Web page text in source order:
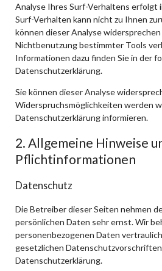
Analyse Ihres Surf-Verhaltens erfolgt
Surf-Verhalten kann nicht zu Ihnen
können dieser Analyse
Nichtbenutzung bestimmter Tools
Informationen dazu finden Sie in der
Datenschutzerklärung.
Sie können dieser Analyse
Widerspruchsmöglichkeiten werden
Datenschutzerklärung informieren.
2. Allgemeine Hinweise
Pflichtinformationen
Datenschutz
Die Betreiber dieser Seiten nehmen
persönlichen Daten sehr ernst. Wir
personenbezogenen Daten
gesetzlichen
Datenschutzerklärung.